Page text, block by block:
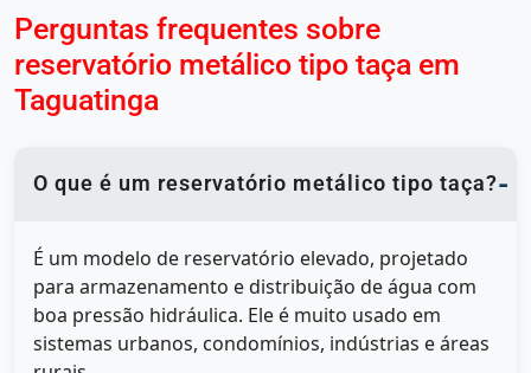
Perguntas frequentes sobre
reservatório metálico tipo taça em
Taguatinga
O que é um reservatório metálico tipo taça?
É um modelo de reservatório elevado, projetado
para armazenamento e distribuição de água com
boa pressão hidráulica. Ele é muito usado em
sistemas urbanos, condomínios, indústrias e áreas